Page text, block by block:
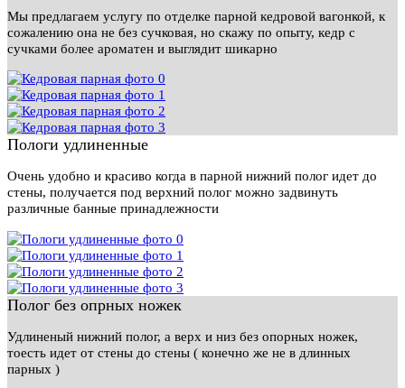
Мы предлагаем услугу по отделке парной кедровой вагонкой, к
сожалению она не без сучковая, но скажу по опыту, кедр с
сучками более ароматен и выглядит шикарно
Пологи удлиненные
Очень удобно и красиво когда в парной нижний полог идет до
стены, получается под верхний полог можно задвинуть
различные банные принадлежности
Полог без опрных ножек
Удлиненый нижний полог, а верх и низ без опорных ножек,
тоесть идет от стены до стены ( конечно же не в длинных
парных )